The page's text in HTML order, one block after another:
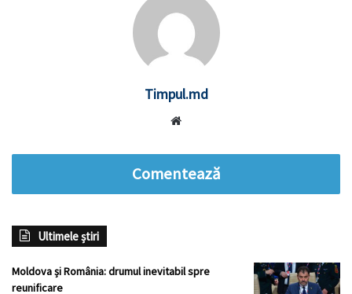
Timpul.md
Comentează
Ultimele știri
Moldova și România: drumul inevitabil spre
reunificare